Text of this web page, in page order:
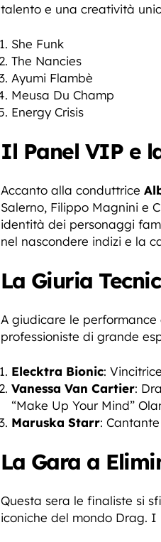
talento e una creatività
She Funk
The Nancies
Ayumi Flambè
Meusa Du Champ
Energy Crisis
Il Panel VIP e
Accanto alla conduttrice
Salerno, Filippo Magnini e
identità dei personaggi
nel nascondere indizi e la
La Giuria
A giudicare le
professioniste di grande
Elecktra Bionic:
Vanessa Van Cartier:
“Make Up Your Mind”
Maruska Starr:
La Gara a
Questa sera le finaliste si
iconiche del mondo Drag.